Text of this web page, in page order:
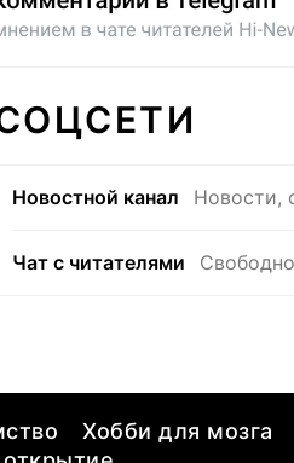
Новостной канал Новости,
Чат с читателями
Хобби для мозга